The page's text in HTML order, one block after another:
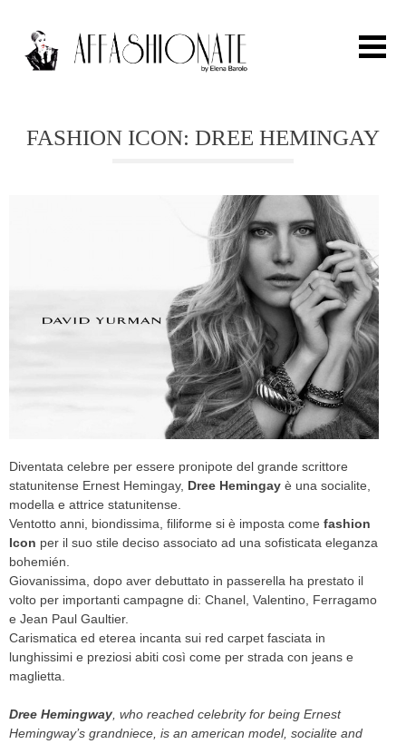
BEAUTY
TRAVEL
PARTIES
CELEB
VIDEO
PRESS
ABOUT
ARCHIVES
FASHION ICON: DREE HEMINGAY
Diventata celebre per essere pronipote del grande scrittore
statunitense Ernest Hemingay, Dree Hemingay è una socialite,
modella e attrice statunitense.
Ventotto anni, biondissima, filiforme si è imposta come fashion
Icon per il suo stile deciso associato ad una sofisticata eleganza
bohemién.
Giovanissima, dopo aver debuttato in passerella ha prestato il
volto per importanti campagne di: Chanel, Valentino, Ferragamo
e Jean Paul Gaultier.
Carismatica ed eterea incanta sui red carpet fasciata in
lunghissimi e preziosi abiti così come per strada con jeans e
maglietta.
Dree Hemingway, who reached celebrity for being Ernest
Hemingway’s grandniece, is an american model, socialite and